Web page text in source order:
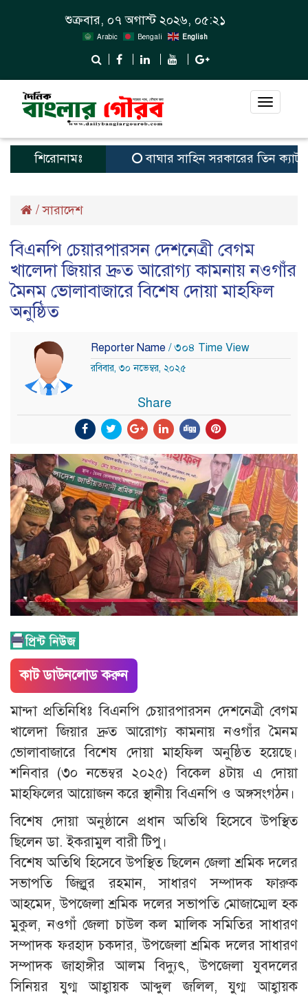
শুক্রবার, ০৭ অগাস্ট ২০২৬, ০৫:২১
Arabic Bengali English
Toggle
শিরোনামঃ বাঘার সাহিন সরকারের তিন
/সারাদেশ
বিএনপি চেয়ারপারসন দেশনেত্রী বেগম
খালেদা জিয়ার দ্রুত আরোগ্য কামনায় নওগাঁর
মৈনম ভোলাবাজারে বিশেষ দোয়া মাহফিল
অনুষ্ঠিত
Reporter Name / ৩০৪ Time View
রবিবার, ৩০ নভেম্বর, ২০২৫
Share
কাট ডাউনলোড করুন
মান্দা প্রতিনিধিঃ বিএনপি চেয়ারপারসন দেশনেত্রী বেগম
খালেদা জিয়ার দ্রুত আরোগ্য কামনায় নওগাঁর মৈনম
ভোলাবাজারে বিশেষ দোয়া মাহফিল অনুষ্ঠিত হয়েছে।
শনিবার (৩০ নভেম্বর ২০২৫) বিকেল ৪টায় এ দোয়া
মাহফিলের আয়োজন করে স্থানীয় বিএনপি ও অঙ্গসংগঠন।
বিশেষ দোয়া অনুষ্ঠানে প্রধান অতিথি হিসেবে উপস্থিত
ছিলেন ডা. ইকরামুল বারী টিপু।
বিশেষ অতিথি হিসেবে উপস্থিত ছিলেন জেলা শ্রমিক দলের
সভাপতি জিল্লুর রহমান, সাধারণ সম্পাদক ফারুক
আহমেদ, উপজেলা শ্রমিক দলের সভাপতি মোজাম্মেল হক
মুকুল, নওগাঁ জেলা চাউল কল মালিক সমিতির সাধারণ
সম্পাদক ফরহাদ চকদার, উপজেলা শ্রমিক দলের সাধারণ
সম্পাদক জাহাঙ্গীর আলম বিদ্যুৎ, উপজেলা যুবদলের
সিনিয়র যুগ্ম আহ্বায়ক আব্দুল জলিল, যুগ্ম আহ্বায়ক